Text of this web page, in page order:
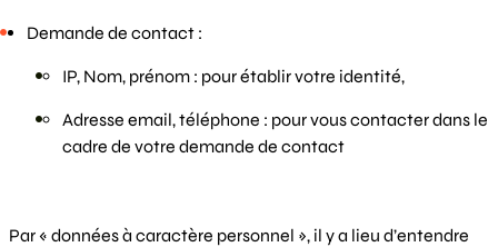
Demande de contact :
IP, Nom, prénom : pour établir votre identité,
Adresse email, téléphone : pour vous contacter dans le
cadre de votre demande de contact
Par « données à caractère personnel », il y a lieu d’entendre